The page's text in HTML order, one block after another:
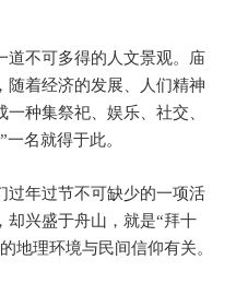
道不可多得的人文景观。庙
随着经济的发展、人们精神
种集祭祀、娱乐、社交、
”一名就得于此。
过年过节不可缺少的一项活
却兴盛于舟山，就是“拜十
地理环境与民间信仰有关。